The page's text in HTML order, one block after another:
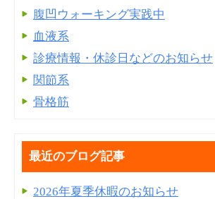
腹凹ウォーキング実践中
血液系
診療情報・休診日などのお知らせ
関節系
骨格筋
最近のブログ記事
2026年夏季休暇のお知らせ